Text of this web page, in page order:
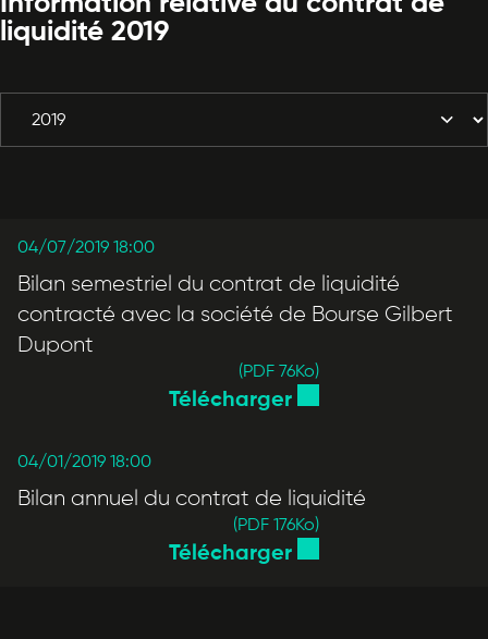
liquidité 2019
04/07/2019 18:00
Bilan semestriel du contrat de liquidité
contracté avec la société de Bourse Gilbert
Dupont
(PDF 76Ko)
Télécharger
04/01/2019 18:00
Bilan annuel du contrat de liquidité
(PDF 176Ko)
Télécharger